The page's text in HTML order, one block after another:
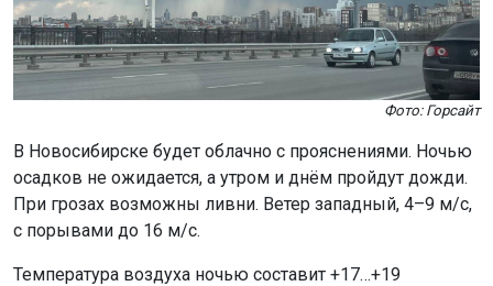
Фото: Горсайт
В Новосибирске будет облачно с прояснениями. Ночью
осадков не ожидается, а утром и днём пройдут дожди.
При грозах возможны ливни. Ветер западный, 4–9 м/с,
с порывами до 16 м/с.
Температура воздуха ночью составит +17…+19